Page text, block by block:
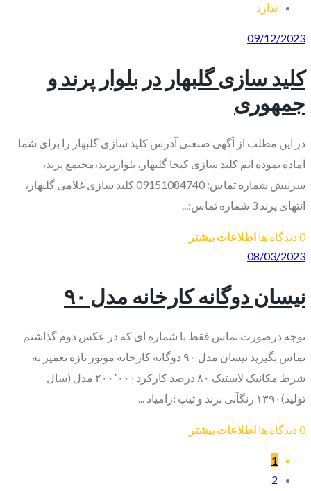
ندارد
09/12/2023
کلید سازی گلبهار در بلوار پرند و
جمهوری
در این مطلب از آگهی صنعتی آدرس کلید سازی گلبهار را برای شما
آماده نموده ایم کلید سازی کیخا گلبهار، بلوارپرند،مجتمع پرند،
سرنبش شماره تماس: 09151084740 کلید سازی غلامی گلبهار،
انتهای پرند 3 شماره تماس:...
0 دیدگاه ها
اطلاعات بیشتر
08/03/2023
نیسان دوگانه کارخانه مدل ۹۰
توجه درصورت تماس فقط با شماره ای که در عکس دوم گذاشتم
تماس بگیرید نیسان مدل ۹۰ دوگانه کارخانه موتور تازه تعمیر به
شرط مکانیک لاستیک ۸۰ درصد کارکرد۲۰۰٬۰۰۰ مدل (سال
تولید)۱۳۹۰ رنگآبی برند و تیپ :زامیاد ...
0 دیدگاه ها اطلاعات بیشتر
1
2